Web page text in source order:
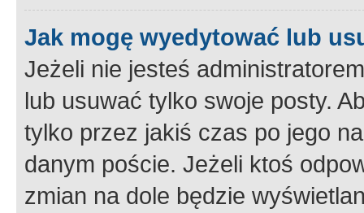
Jak mogę wyedytować lub
Jeżeli nie jesteś
lub usuwać tylko swoje posty.
tylko przez jakiś czas po jego
danym poście. Jeżeli ktoś
zmian na dole będzie